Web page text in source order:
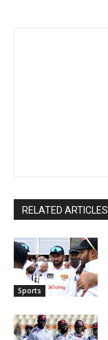
RELATED ARTICLES
Sports